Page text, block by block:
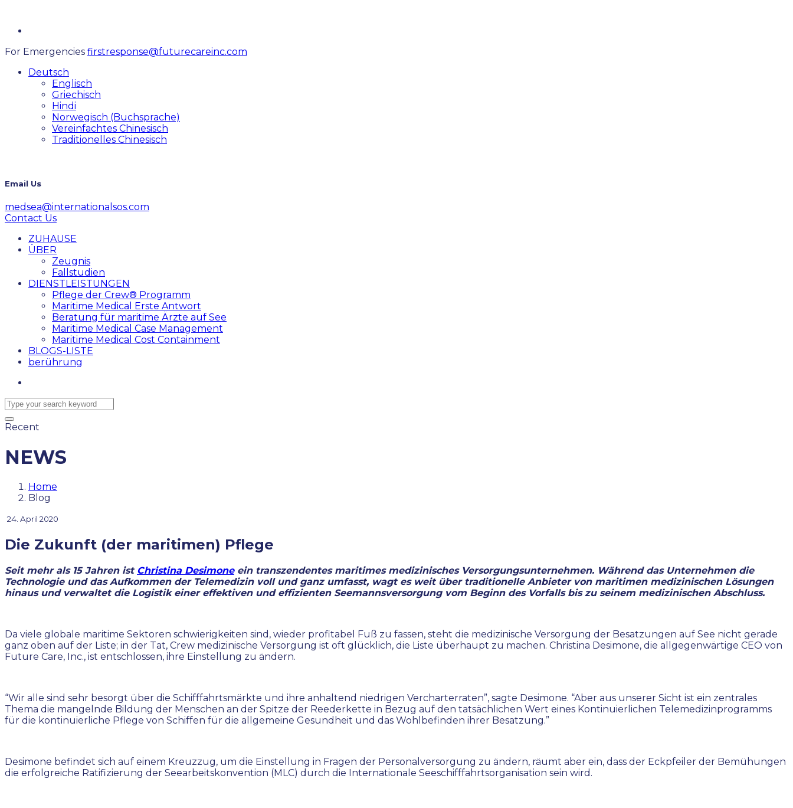
For Emergencies firstresponse@futurecareinc.com
Deutsch
Englisch
Griechisch
Hindi
Norwegisch (Buchsprache)
Vereinfachtes Chinesisch
Traditionelles Chinesisch
Email Us
medsea@internationalsos.com
Contact Us
ZUHAUSE
ÜBER
Zeugnis
Fallstudien
DIENSTLEISTUNGEN
Pflege der Crew® Programm
Maritime Medical Erste Antwort
Beratung für maritime Ärzte auf See
Maritime Medical Case Management
Maritime Medical Cost Containment
BLOGS-LISTE
berührung
Recent
NEWS
Home
Blog
24. April 2020
Die Zukunft (der maritimen) Pflege
Seit mehr als 15 Jahren ist Christina Desimoneein transzendentes maritimes medizinisches Versorgungsunternehmen. Während das Unternehmen die
Technologie und das Aufkommen der Telemedizin voll und ganz umfasst, wagt es weit über traditionelle Anbieter von maritimen medizinischen Lösungen
hinaus und verwaltet die Logistik einer effektiven und effizienten Seemannsversorgung vom Beginn des Vorfalls bis zu seinem medizinischen Abschluss.
Da viele globale maritime Sektoren schwierigkeiten sind, wieder profitabel Fuß zu fassen, steht die medizinische Versorgung der Besatzungen auf See nicht gerade
ganz oben auf der Liste; in der Tat, Crew medizinische Versorgung ist oft glücklich, die Liste überhaupt zu machen. Christina Desimone, die allgegenwärtige CEO von
Future Care, Inc., ist entschlossen, ihre Einstellung zu ändern.
“Wir alle sind sehr besorgt über die Schifffahrtsmärkte und ihre anhaltend niedrigen Vercharterraten”, sagte Desimone. “Aber aus unserer Sicht ist ein zentrales
Thema die mangelnde Bildung der Menschen an der Spitze der Reederkette in Bezug auf den tatsächlichen Wert eines Kontinuierlichen Telemedizinprogramms
für die kontinuierliche Pflege von Schiffen für die allgemeine Gesundheit und das Wohlbefinden ihrer Besatzung.”
Desimone befindet sich auf einem Kreuzzug, um die Einstellung in Fragen der Personalversorgung zu ändern, räumt aber ein, dass der Eckpfeiler der Bemühungen
die erfolgreiche Ratifizierung der Seearbeitskonvention (MLC) durch die Internationale Seeschifffahrtsorganisation sein wird.